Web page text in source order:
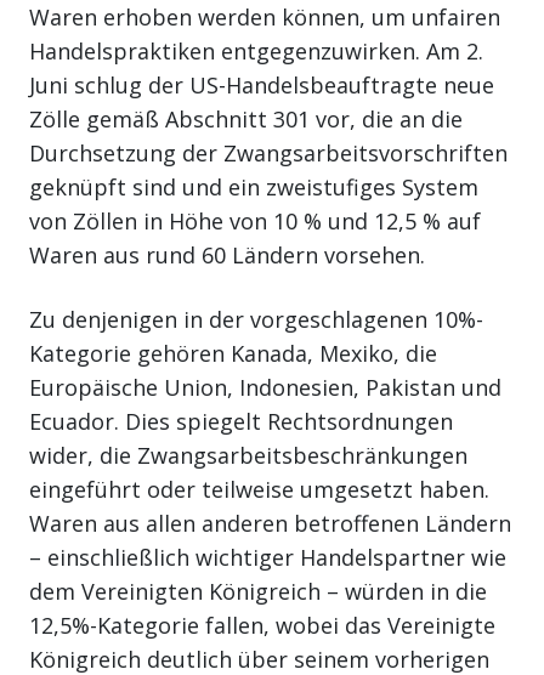
Waren erhoben werden können, um unfairen
Handelspraktiken entgegenzuwirken. Am 2.
Juni schlug der US-Handelsbeauftragte neue
Zölle gemäß Abschnitt 301 vor, die an die
Durchsetzung der Zwangsarbeitsvorschriften
geknüpft sind und ein zweistufiges System
von Zöllen in Höhe von 10 % und 12,5 % auf
Waren aus rund 60 Ländern vorsehen.
Zu denjenigen in der vorgeschlagenen 10%-
Kategorie gehören Kanada, Mexiko, die
Europäische Union, Indonesien, Pakistan und
Ecuador. Dies spiegelt Rechtsordnungen
wider, die Zwangsarbeitsbeschränkungen
eingeführt oder teilweise umgesetzt haben.
Waren aus allen anderen betroffenen Ländern
– einschließlich wichtiger Handelspartner wie
dem Vereinigten Königreich – würden in die
12,5%-Kategorie fallen, wobei das Vereinigte
Königreich deutlich über seinem vorherigen